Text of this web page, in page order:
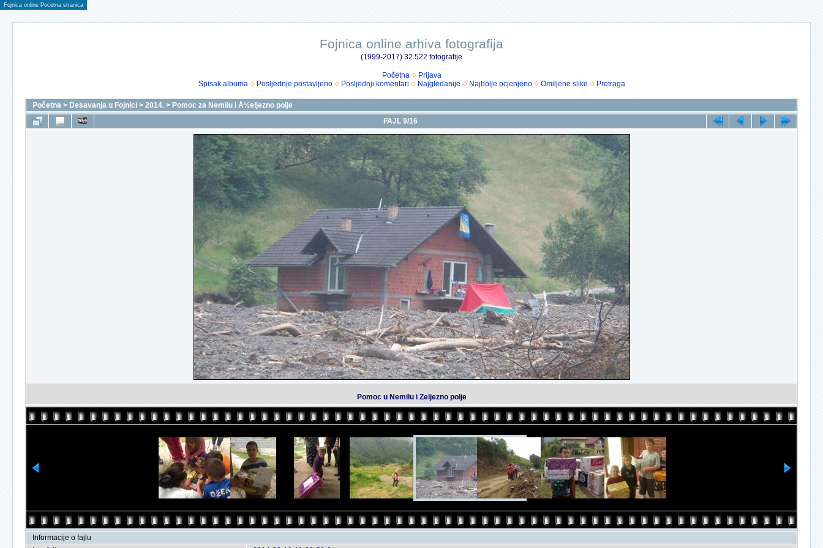
Fojnica online Pocetna stranica
Fojnica online arhiva fotografija
(1999-2017) 32.522 fotografije
Početna
Prijava
Spisak albuma
Posljednje postavljeno Posljednji komentari Najgledanije Najbolje ocjenjeno Omiljene slike Pretraga
Početna > Desavanja u Fojnici > 2014. > Pomoc za Nemilu i Å½eljezno polje
FAJL 9/16
Pomoc u Nemilu i Zeljezno polje
Informacije o fajlu